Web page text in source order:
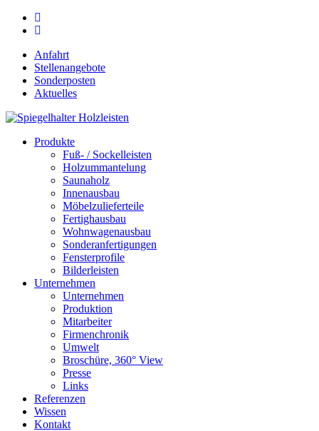
Skip
content
phone
email
Anfahrt
Stellenangebote
Sonderposten
Aktuelles
search
Menu
Produkte
Fuß- / Sockelleisten
Holzummantelung
Saunaholz
Innenausbau
Möbelzulieferteile
Fertighausbau
Wohnwagenausbau
Sonderanfertigungen
Fensterprofile
Bilderleisten
Unternehmen
Unternehmen
Produktion
Mitarbeiter
Firmenchronik
Umwelt
Broschüre, 360° View
Presse
Links
Referenzen
Wissen
Kontakt